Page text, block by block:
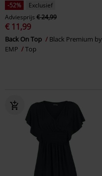
-52%
Exclusief
Adviesprijs € 24,99
€ 11,99
Back On Top
Black Premium by
EMP
Top